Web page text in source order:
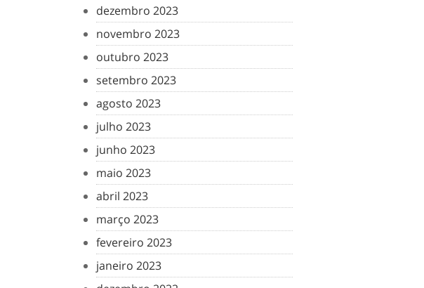
dezembro 2023
novembro 2023
outubro 2023
setembro 2023
agosto 2023
julho 2023
junho 2023
maio 2023
abril 2023
março 2023
fevereiro 2023
janeiro 2023